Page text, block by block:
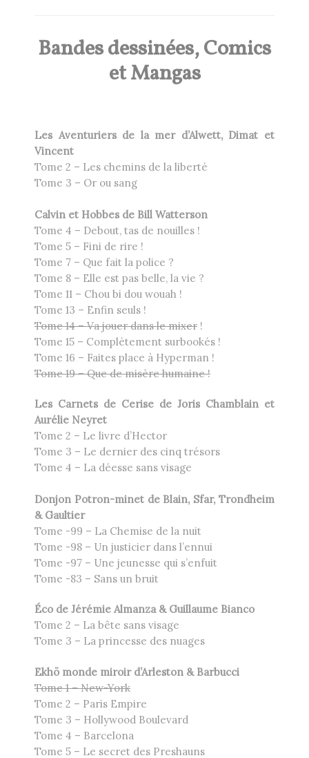
Bandes dessinées, Comics
et Mangas
Les Aventuriers de la mer d’Alwett, Dimat et
Vincent
Tome 2 – Les chemins de la liberté
Tome 3 – Or ou sang
Calvin et Hobbes de Bill Watterson
Tome 4 – Debout, tas de nouilles !
Tome 5 – Fini de rire !
Tome 7 – Que fait la police ?
Tome 8 – Elle est pas belle, la vie ?
Tome 11 – Chou bi dou wouah !
Tome 13 – Enfin seuls !
Tome 14 – Va jouer dans le mixer !
Tome 15 – Complètement surbookés !
Tome 16 – Faites place à Hyperman !
Tome 19 – Que de misère humaine !
Les Carnets de Cerise de Joris Chamblain et
Aurélie Neyret
Tome 2 – Le livre d’Hector
Tome 3 – Le dernier des cinq trésors
Tome 4 – La déesse sans visage
Donjon Potron-minet de Blain, Sfar, Trondheim
& Gaultier
Tome -99 – La Chemise de la nuit
Tome -98 – Un justicier dans l’ennui
Tome -97 – Une jeunesse qui s’enfuit
Tome -83 – Sans un bruit
Éco de Jérémie Almanza & Guillaume Bianco
Tome 2 – La bête sans visage
Tome 3 – La princesse des nuages
Ekhö monde miroir d’Arleston & Barbucci
Tome 1 – New-York
Tome 2 – Paris Empire
Tome 3 – Hollywood Boulevard
Tome 4 – Barcelona
Tome 5 – Le secret des Preshauns